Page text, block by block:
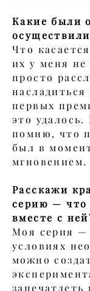
Какие были
Что
их у меня не
просто
первых
это
помню, что
был в
мгновением.
Расскажи
серию — что
вместе с
Моя серия —
условиях
можно